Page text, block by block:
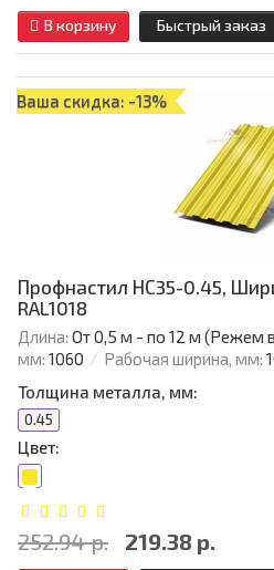
В корзину Быстрый заказ
Ваша скидка: -13%
Профнастил НС35-0.45,
RAL1018
Длина: От 0,5 м - по 12 м (Режем
мм: 1060 Рабочая ширина, мм:
Толщина металла, мм:
0.45
Цвет:
252.94 р. 219.38 р.